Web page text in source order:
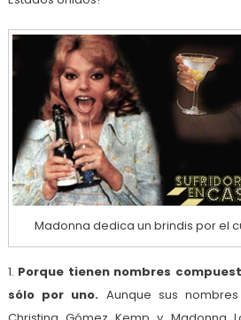
Madonna dedica un brindis por el
1. Porque tienen nombres
sólo por uno. Aunque sus